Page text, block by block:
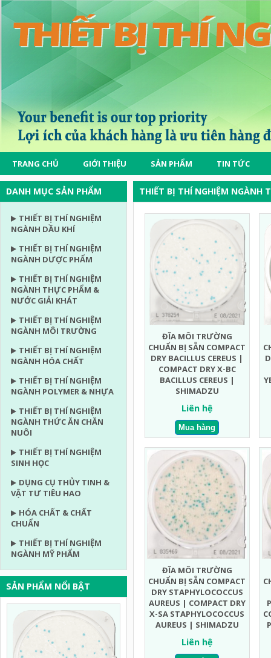
TRANG CHỦ GIỚI THIỆU SẢN PHẨM TIN TỨC
DANH MỤC SẢN PHẨM
THIẾT BỊ THÍ NGHIỆM
NGÀNH DẦU KHÍ
THIẾT BỊ THÍ NGHIỆM
NGÀNH DƯỢC PHẨM
THIẾT BỊ THÍ NGHIỆM
NGÀNH THỰC PHẨM &
NƯỚC GIẢI KHÁT
THIẾT BỊ THÍ NGHIỆM
NGÀNH MÔI TRƯỜNG
THIẾT BỊ THÍ NGHIỆM
NGÀNH HÓA CHẤT
THIẾT BỊ THÍ NGHIỆM
NGÀNH POLYMER & NHỰA
THIẾT BỊ THÍ NGHIỆM
NGÀNH THỨC ĂN CHĂN
NUÔI
THIẾT BỊ THÍ NGHIỆM
SINH HỌC
DỤNG CỤ THỦY TINH &
VẬT TƯ TIÊU HAO
HÓA CHẤT & CHẤT
CHUẨN
THIẾT BỊ THÍ NGHIỆM
NGÀNH MỸ PHẨM
SẢN PHẨM NỔI BẬT
THIẾT BỊ THÍ NGHIỆM NGÀNH
ĐĨA MÔI TRƯỜNG
CHUẨN BỊ SẴN COMPACT
DRY BACILLUS CEREUS |
COMPACT DRY X-BC
BACILLUS CEREUS |
SHIMADZU
Liên hệ
ĐĨA MÔI TRƯỜNG
CHUẨN BỊ SẴN COMPACT
DRY STAPHYLOCOCCUS
AUREUS | COMPACT DRY
X-SA STAPHYLOCOCCUS
AUREUS | SHIMADZU
Liên hệ